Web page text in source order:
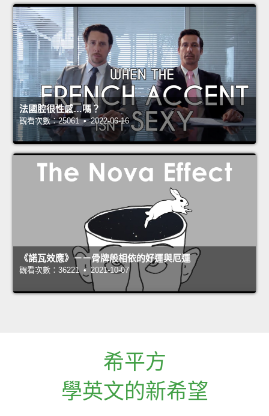
法國腔很性感…嗎？
觀看次數：25061 • 2022-06-16
《諾瓦效應》－－骨牌般相依的好運與厄運
觀看次數：36221 • 2021-10-07
希平方
學英文的新希望